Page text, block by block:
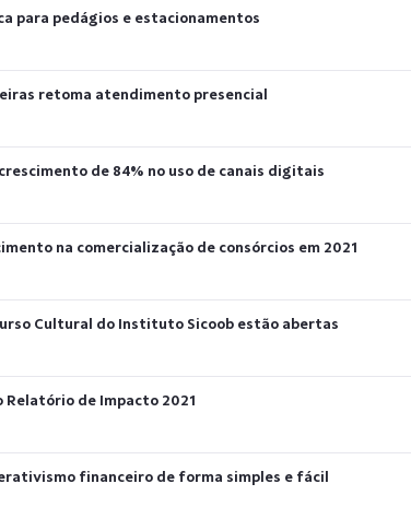
para pedágios e estacionamentos
retoma atendimento presencial
de 84% no uso de canais digitais
na comercialização de consórcios em 2021
Cultural do Instituto Sicoob estão abertas
de Impacto 2021
financeiro de forma simples e fácil